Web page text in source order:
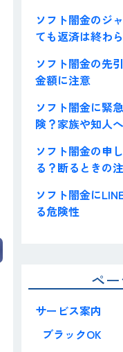
ソフト闇金のジ
ても返済は終わ
ソフト闇金の先
金額に注意
ソフト闇金に緊
険？家族や知人
ソフト闇金の申
る？断るときの
ソフト闇金に
る危険性
ペ
サービス案内
ブラックOK